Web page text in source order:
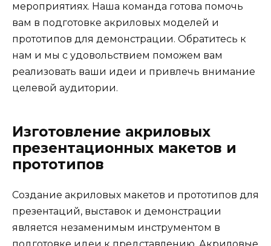
мероприятиях. Наша команда готова помочь
вам в подготовке акриловых моделей и
прототипов для демонстрации. Обратитесь к
нам и мы с удовольствием поможем вам
реализовать ваши идеи и привлечь внимание
целевой аудитории.
Изготовление акриловых
презентационных макетов и
прототипов
Создание акриловых макетов и прототипов для
презентаций, выставок и демонстрации
является незаменимым инструментом в